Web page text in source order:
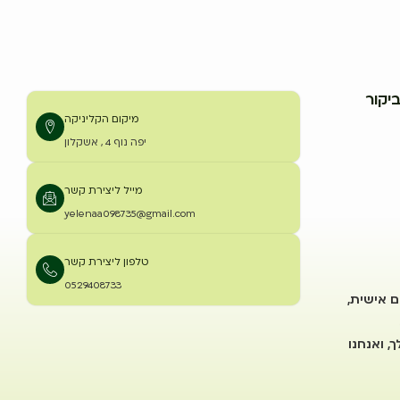
אישית,
ואנחנו
מיקום הקליניקה
יפה נוף 4 , אשקלון
מייל ליצירת קשר
yelenaa098735@gmail.com
טלפון ליצירת קשר
0529408733